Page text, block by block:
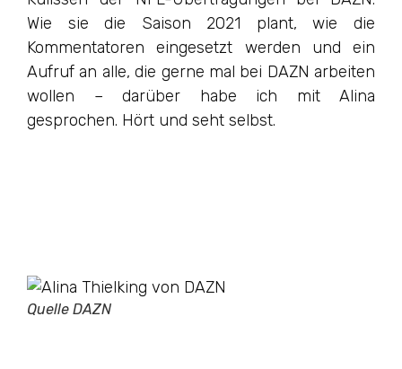
Wie sie die Saison 2021 plant, wie die
Kommentatoren eingesetzt werden und ein
Aufruf an alle, die gerne mal bei DAZN arbeiten
wollen – darüber habe ich mit Alina
gesprochen. Hört und seht selbst.
Quelle DAZN